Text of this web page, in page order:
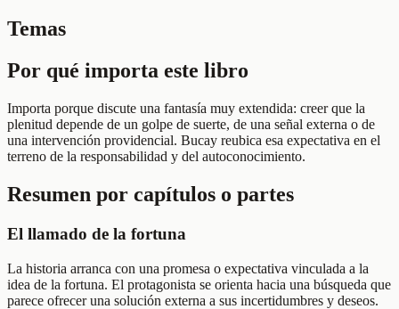
Temas
Por qué importa este libro
Importa porque discute una fantasía muy extendida: creer que la
plenitud depende de un golpe de suerte, de una señal externa o de
una intervención providencial. Bucay reubica esa expectativa en el
terreno de la responsabilidad y del autoconocimiento.
Resumen por capítulos o partes
El llamado de la fortuna
La historia arranca con una promesa o expectativa vinculada a la
idea de la fortuna. El protagonista se orienta hacia una búsqueda que
parece ofrecer una solución externa a sus incertidumbres y deseos.